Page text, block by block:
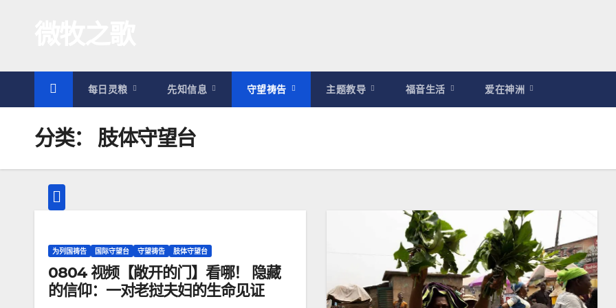
容
每日灵粮 先知信息 守望祷告 主题教导 福音生活 爱在神洲
分类： 肢体守望台
为列国祷告 国际守望台 守望祷告 肢体守望台
0804 视频【敞开的门】看哪！ 隐藏
的信仰：一对老挝夫妇的生命见证